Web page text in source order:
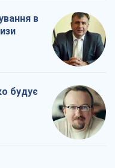
в
будує